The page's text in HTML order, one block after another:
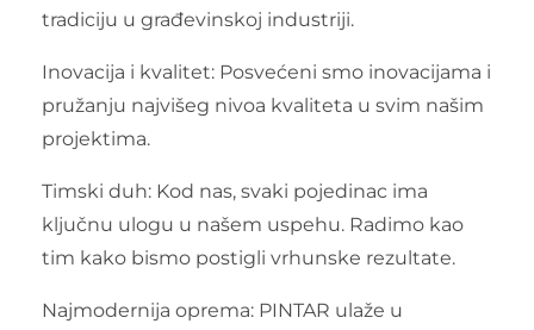
tradiciju u građevinskoj industriji.
Inovacija i kvalitet: Posvećeni smo inovacijama i
pružanju najvišeg nivoa kvaliteta u svim našim
projektima.
Timski duh: Kod nas, svaki pojedinac ima
ključnu ulogu u našem uspehu. Radimo kao
tim kako bismo postigli vrhunske rezultate.
Najmodernija oprema: PINTAR ulaže u